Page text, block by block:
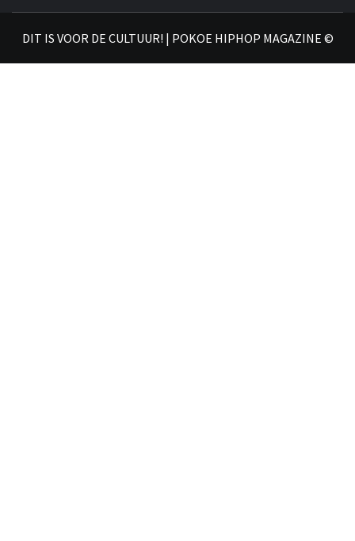
DIT IS VOOR DE CULTUUR! | POKOE HIPHOP MAGAZINE ©